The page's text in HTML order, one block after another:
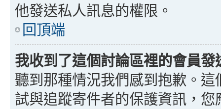
他發送私人訊息的權限。
回頂端
我收到了這個討論區裡的會員
聽到那種情況我們感到抱歉。
試與追蹤寄件者的保護資訊，